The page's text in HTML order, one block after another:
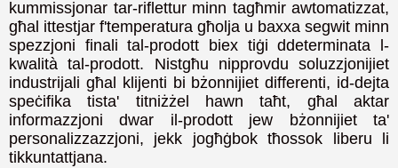
kummissjonar tar-riflettur minn tagħmir awtomatizzat,
għal ittestjar f'temperatura għolja u baxxa segwit minn
spezzjoni finali tal-prodott biex tiġi ddeterminata l-
kwalità tal-prodott. Nistgħu nipprovdu soluzzjonijiet
industrijali għal klijenti bi bżonnijiet differenti, id-dejta
speċifika tista' titniżżel hawn taħt, għal aktar
informazzjoni dwar il-prodott jew bżonnijiet ta'
personalizzazzjoni, jekk jogħġbok tħossok liberu li
tikkuntattjana.